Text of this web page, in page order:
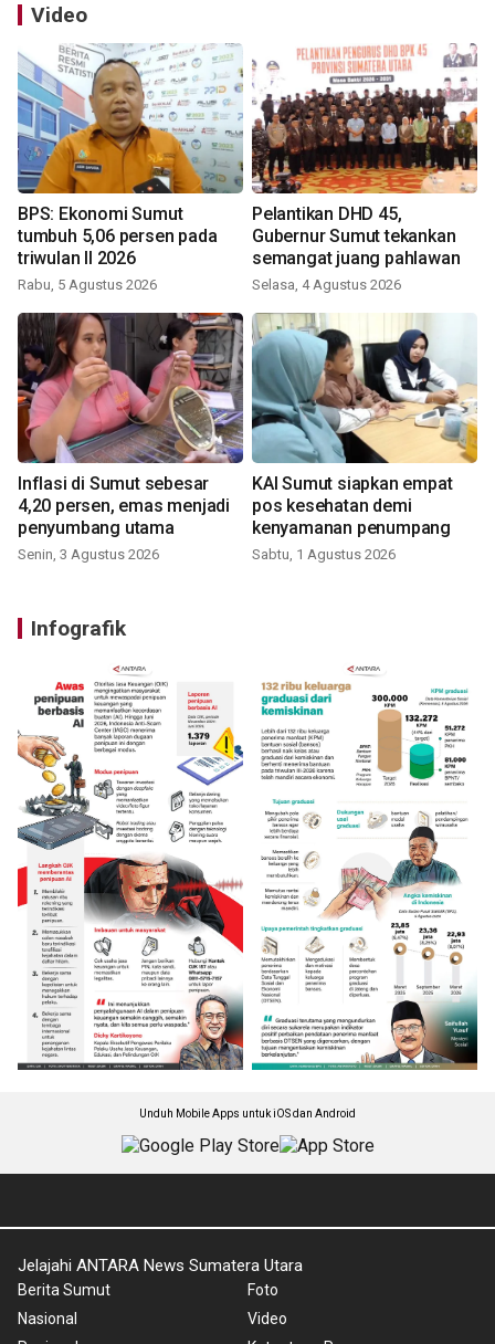
Video
BPS: Ekonomi Sumut
tumbuh 5,06 persen pada
triwulan II 2026
Rabu, 5 Agustus 2026
Pelantikan DHD 45,
Gubernur Sumut tekankan
semangat juang pahlawan
Selasa, 4 Agustus 2026
Inflasi di Sumut sebesar
4,20 persen, emas menjadi
penyumbang utama
Senin, 3 Agustus 2026
KAI Sumut siapkan empat
pos kesehatan demi
kenyamanan penumpang
Sabtu, 1 Agustus 2026
Infografik
Unduh Mobile Apps untuk iOS dan Android
Jelajahi ANTARA News Sumatera Utara
Berita Sumut
Nasional
Foto
Video